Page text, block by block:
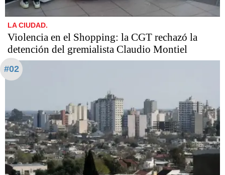
LA CIUDAD.
Violencia en el Shopping: la CGT rechazó la
detención del gremialista Claudio Montiel
#02